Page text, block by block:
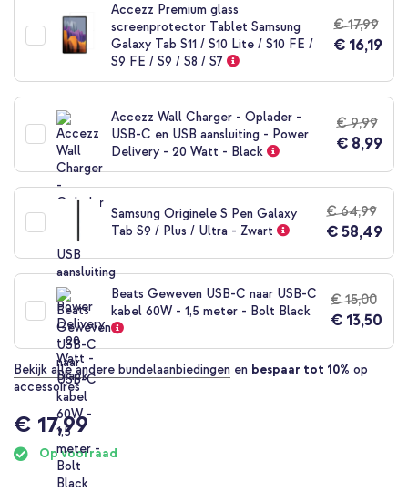
Accezz Premium glass
screenprotector Tablet Samsung
Galaxy Tab S11 / S10 Lite / S10 FE /
S9 FE / S9 / S8 / S7
€ 17,99
€ 16,19
Accezz Wall Charger - Oplader -
USB-C en USB aansluiting - Power
Delivery - 20 Watt - Black
€ 9,99
€ 8,99
Samsung Originele S Pen Galaxy
Tab S9 / Plus / Ultra - Zwart
€ 64,99
€ 58,49
Beats Geweven USB-C naar USB-C
kabel 60W - 1,5 meter - Bolt Black
€ 15,00
€ 13,50
Bekijk alle andere bundelaanbiedingen en bespaar tot 10% op
accessoires
€ 17,99
Op voorraad